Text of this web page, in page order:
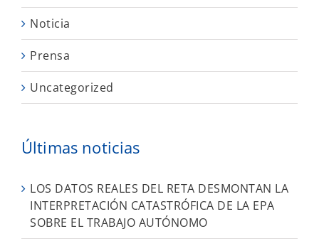
Noticia
Prensa
Uncategorized
Últimas noticias
LOS DATOS REALES DEL RETA DESMONTAN LA
INTERPRETACIÓN CATASTRÓFICA DE LA EPA
SOBRE EL TRABAJO AUTÓNOMO